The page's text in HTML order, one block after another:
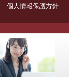
個人情報保護方針